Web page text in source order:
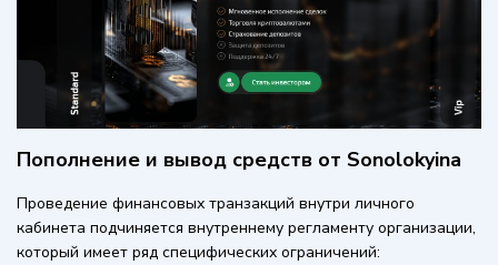
Пополнение и вывод средств от Sonolokyina
Проведение финансовых транзакций внутри личного
кабинета подчиняется внутреннему регламенту организации,
который имеет ряд специфических ограничений: